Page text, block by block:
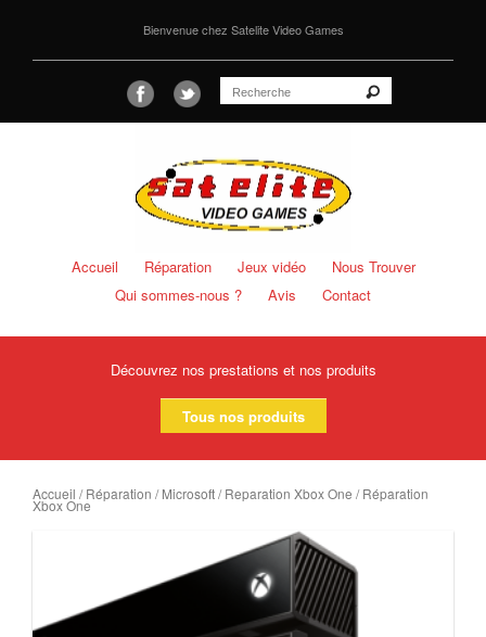
Bienvenue chez Satelite Video Games
Accueil Réparation Jeux vidéo
Nous Trouver
Qui sommes-nous ?
Avis Contact
Découvrez nos prestations et nos produits
Tous nos produits
Accueil /Réparation /Microsoft/Reparation Xbox One / Réparation
Xbox One